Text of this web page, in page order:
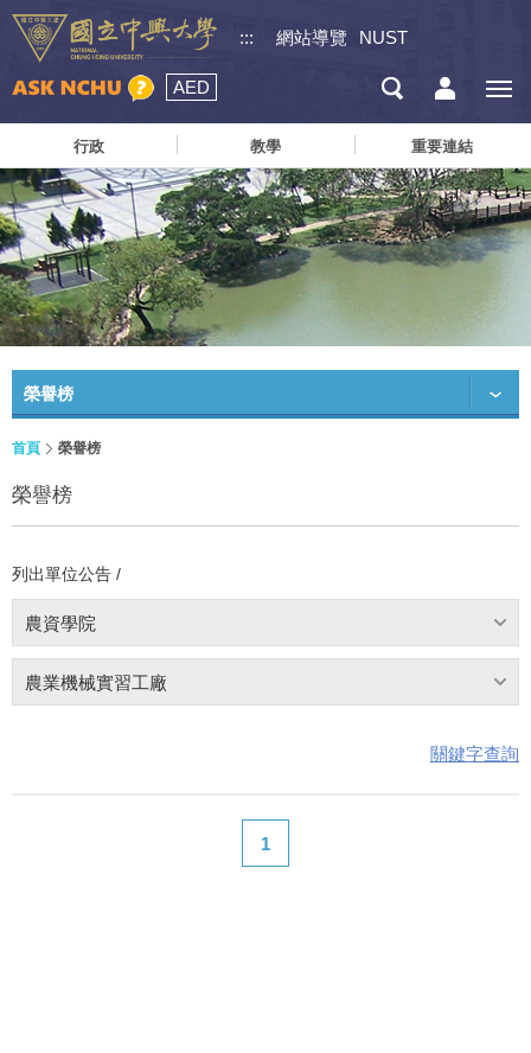
::: 網站導覽 NUST
AED
行政 教學 重要連結
榮譽榜
首頁 榮譽榜
榮譽榜
列出單位公告 /
農資學院
農業機械實習工廠
關鍵字查詢
1